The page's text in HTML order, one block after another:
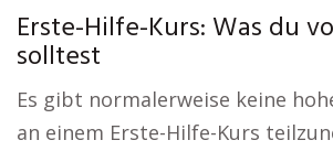
Erste-Hilfe-Kurs: Was du
solltest
Es gibt normalerweise keine
an einem Erste-Hilfe-Kurs